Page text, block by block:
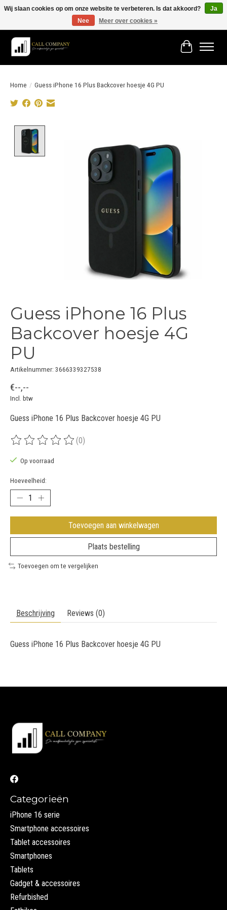
Vóór 19:00 besteld morgen in huis!
Winkelwagen
Home / Guess iPhone 16 Plus Backcover hoesje 4G PU
Guess iPhone 16 Plus
Backcover hoesje 4G
PU
Artikelnummer: 3666339327538
€--,--
Incl. btw
Guess iPhone 16 Plus Backcover hoesje 4G PU
De beoordeling van dit product is
(0)
Op voorraad
Hoeveelheid:
Toevoegen aan winkelwagen
Plaats bestelling
Toevoegen om te vergelijken
Beschrijving Reviews (0)
Guess iPhone 16 Plus Backcover hoesje 4G PU
Categorieën
iPhone 16 serie
Smartphone accessoires
Tablet accessoires
Smartphones
Tablets
Gadget & accessoires
Refurbished
Wij slaan cookies op om onze website te verbeteren. Is dat akkoord?
Ja
Nee
Meer over cookies »